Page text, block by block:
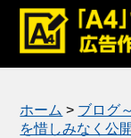
ホーム > ブログ
を惜しみなく公